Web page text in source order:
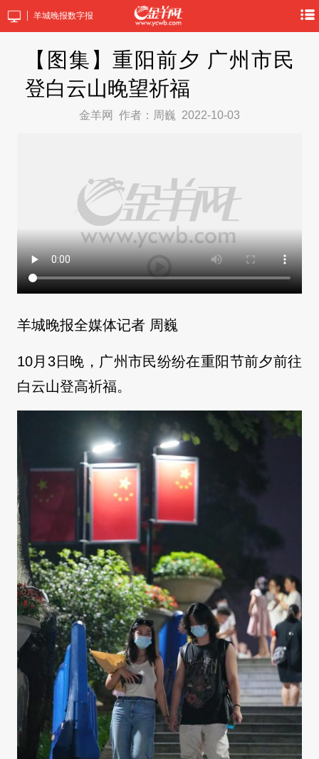
羊城晚报数字报
【图集】重阳前夕 广州市民
登白云山晚望祈福
金羊网 作者：周巍 2022-10-03
羊城晚报全媒体记者 周巍
10月3日晚，广州市民纷纷在重阳节前夕前往
白云山登高祈福。